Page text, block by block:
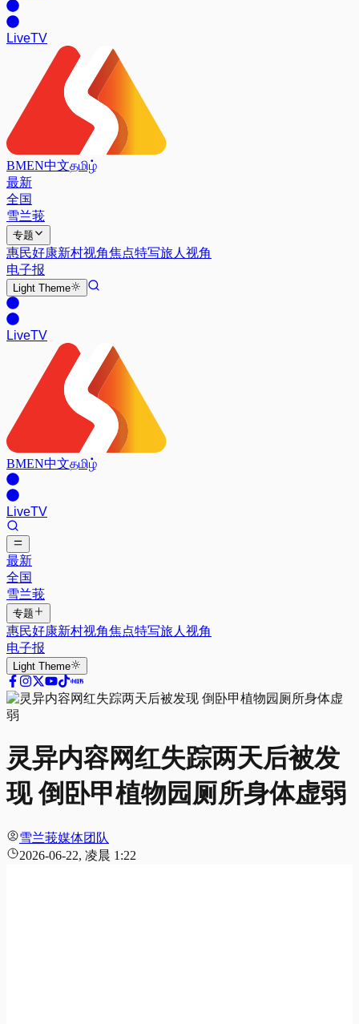
LiveTV
BMEN中文தமிழ்
最新
全国
雪兰莪
专题
惠民好康新村视角焦点特写旅人视角
电子报
Light Theme
LiveTV
BMEN中文தமிழ்
LiveTV
最新
全国
雪兰莪
专题
惠民好康新村视角焦点特写旅人视角
电子报
Light Theme
灵异内容网红失踪两天后被发
现 倒卧甲植物园厕所身体虚弱
雪兰莪媒体团队
2026-06-22, 凌晨 1:22